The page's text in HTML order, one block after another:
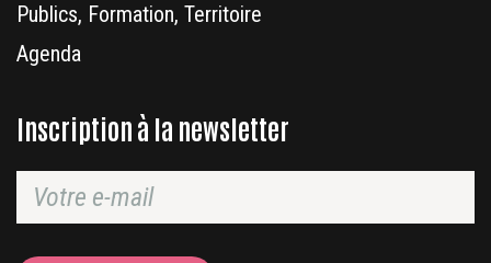
Publics, Formation, Territoire
Agenda
Inscription à la newsletter